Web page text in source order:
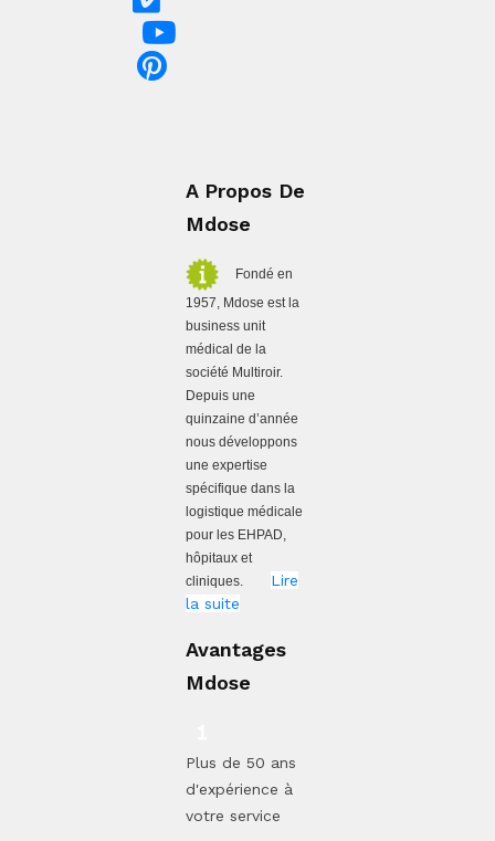
A Propos De
Mdose
Fondé en
1957, Mdose est la
business unit
médical de la
société Multiroir.
Depuis une
quinzaine d’année
nous développons
une expertise
spécifique dans la
logistique médicale
pour les EHPAD,
hôpitaux et
cliniques.
Lire
la suite
Avantages
Mdose
Plus de 50 ans
d'expérience à
votre service